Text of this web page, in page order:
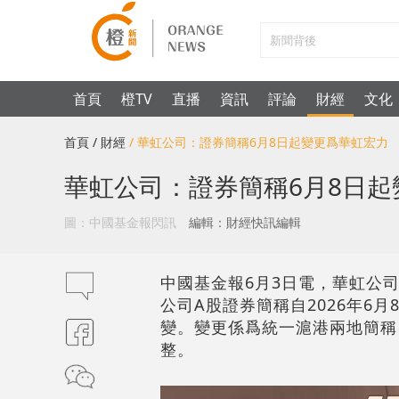
首頁 橙TV 直播 資訊 評論 財經 文化
首頁 / 財經 / 華虹公司：證券簡稱6月8日起變更爲華虹宏力
華虹公司：證券簡稱6月8日
圖：中國基金報閃訊 編輯：財經快訊編輯
中國基金報6月3日電，華虹公
公司A股證券簡稱自2026年6月
變。變更係爲統一滬港兩地簡
整。